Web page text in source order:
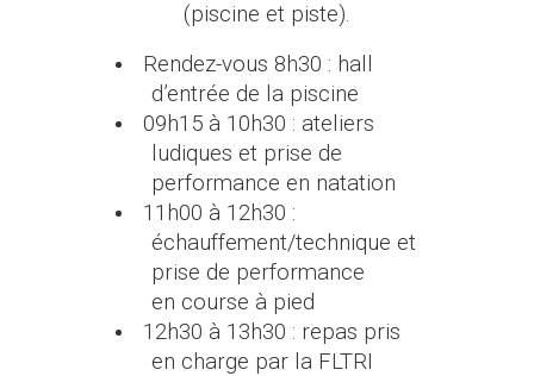
(piscine et piste).
Rendez-vous 8h30 : hall
d’entrée de la piscine
09h15 à 10h30 : ateliers
ludiques et prise de
performance en natation
11h00 à 12h30 :
échauffement/technique et
prise de performance
en course à pied
12h30 à 13h30 : repas pris
en charge par la FLTRI